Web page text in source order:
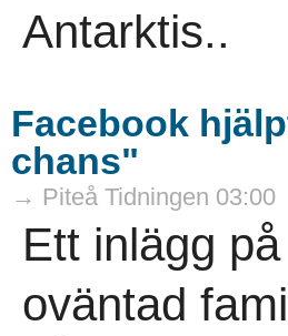
Antarktis..
Facebook
chans"
→ Piteå Tidningen 03:00
Ett inlägg
oväntad